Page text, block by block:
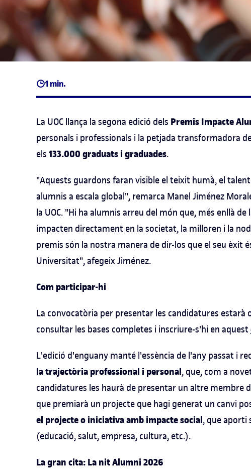
1 min.
La UOC llança la segona edició dels Premis Impacte
personals i professionals i la petjada transformadora
els 133.000 graduats i graduades.
"Aquests guardons faran visible el teixit humà, el
alumnis a escala global", remarca Manel Jiménez
la UOC. "Hi ha alumnis arreu del món que, més enllà
impacten directament en la societat, la milloren i la
premis són la nostra manera de dir-los que el seu èxit
Universitat", afegeix Jiménez.
Com participar-hi
La convocatòria per presentar les candidatures estarà
consultar les bases completes i inscriure-s'hi en aquest
L'edició d'enguany manté l'essència de l'any passat i
la trajectòria professional i personal, que, com a
candidatures les haurà de presentar un altre membre
que premiarà un projecte que hagi generat un canvi
el projecte o iniciativa amb impacte social, que aporti
(educació, salut, empresa, cultura, etc.).
La gran cita: La nit Alumni 2026